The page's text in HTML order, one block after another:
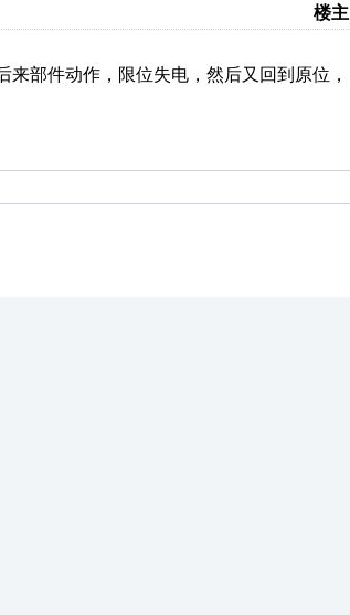
楼主
部件动作，限位失电，然后又回到原位，